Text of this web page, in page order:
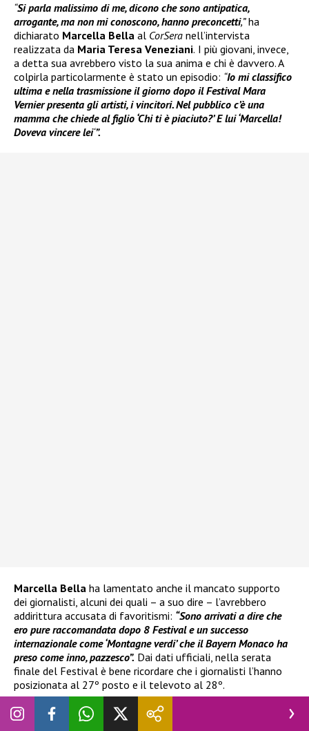
“Si parla malissimo di me, dicono che sono antipatica,
arrogante, ma non mi conoscono, hanno preconcetti,”ha
dichiarato Marcella Bella al CorSera nell’intervista
realizzata da Maria Teresa Veneziani. I più giovani, invece,
a detta sua avrebbero visto la sua anima e chi è davvero. A
colpirla particolarmente è stato un episodio: “Io mi classifico
ultima e nella trasmissione il giorno dopo il Festival Mara
Vernier presenta gli artisti, i vincitori. Nel pubblico c’è una
mamma che chiede al figlio ‘Chi ti è piaciuto?’ E lui ‘Marcella!
Doveva vincere lei‘”.
Marcella Bella ha lamentato anche il mancato supporto
dei giornalisti, alcuni dei quali – a suo dire – l’avrebbero
addirittura accusata di favoritismi: “Sono arrivati a dire che
ero pure raccomandata dopo 8 Festival e un successo
internazionale come ‘Montagne verdi’ che il Bayern Monaco ha
preso come inno, pazzesco”. Dai dati ufficiali, nella serata
finale del Festival è bene ricordare che i giornalisti l’hanno
posizionata al 27º posto e il televoto al 28º.
Ma le sue critiche non si sono fermate a
ha fatto una critica anche contro le radio, accusandole